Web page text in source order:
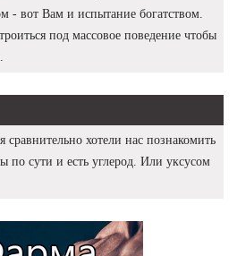
- вот Вам и испытание богатством.
под массовое поведение чтобы
сравнительно хотели нас познакомить
по сути и есть углерод. Или уксусом